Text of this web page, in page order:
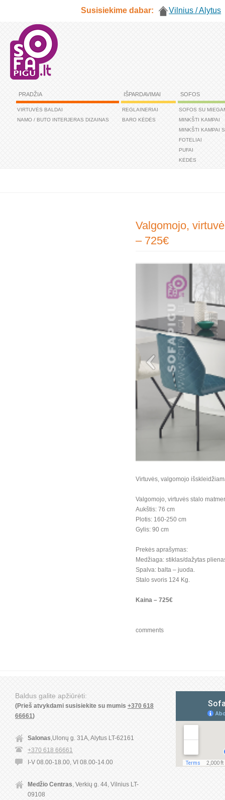
Susisiekime dabar: Vilnius / Alytus
PRADŽIA
VIRTUVĖS BALDAI
NAMO / BUTO INTERJERAS DIZAINAS
IŠPARDAVIMAI
REGLAINERIAI
BARO KĖDĖS
SOFOS
SOFOS SU
MINKŠTI KAMPAI
MINKŠTI KAMPAI
FOTELIAI
PUFAI
KĖDĖS
Valgomojo,
– 725€
Virtuvės, valgomojo
Valgomojo, virtuvės stalo
Aukštis: 76 cm
Plotis: 160-250 cm
Gylis: 90 cm
Prekės aprašymas:
Medžiaga: stiklas/dažytas
Spalva: balta – juoda.
Stalo svoris 124 Kg.
Kaina – 725€
comments
Baldus galite apžiūrėti:
(Prieš atvykdami susisiekite su mumis +370 618
66661)
Salonas ,Ulonų g. 31A, Alytus LT-62161
+370 618 66661
I-V 08.00-18.00, VI 08.00-14.00
Medžio Centras , Verkių g. 44, Vilnius LT-
09108